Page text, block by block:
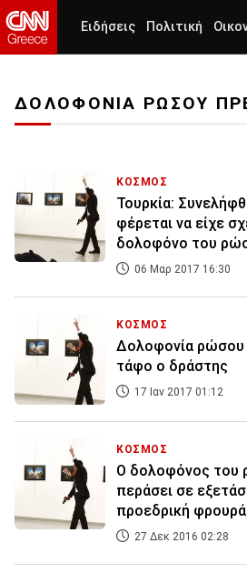
Ειδήσεις Πολιτική
ΔΟΛΟΦΟΝΙΑ ΡΩΣΟΥ
ΚΟΣΜΟΣ
Τουρκία:
φέρεται να είχε
δολοφόνο του
06 Μαρ 2017 16:30
ΚΟΣΜΟΣ
Δολοφονία
τάφο ο δράστης
17 Ιαν 2017 01:12
ΚΟΣΜΟΣ
Ο δολοφόνος του
περάσει σε
προεδρική φρουρά
27 Δεκ 2016 02:28